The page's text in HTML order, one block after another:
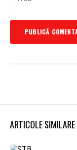
ARTICOLE SIMILARE